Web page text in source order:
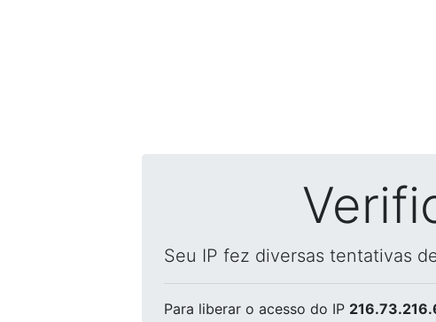
Seu IP fez diversas tentativas
Para liberar o acesso do IP